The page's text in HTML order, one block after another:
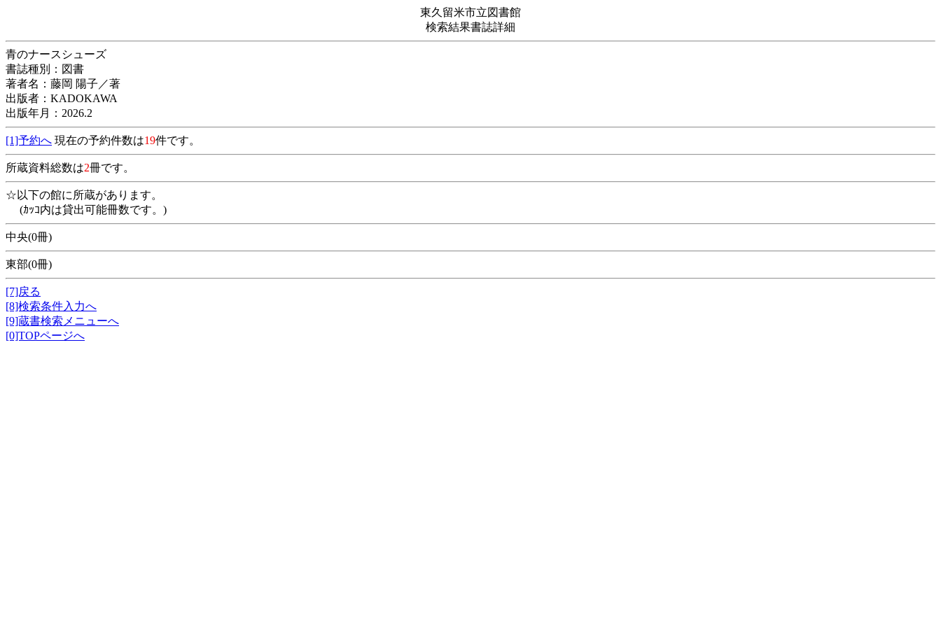
東久留米市立図書館
検索結果書誌詳細
青のナースシューズ
書誌種別：図書
著者名：藤岡 陽子／著
出版者：KADOKAWA
出版年月：2026.2
[1]予約へ 現在の予約件数は19件です。
所蔵資料総数は2冊です。
☆以下の館に所蔵があります。
(ｶｯｺ内は貸出可能冊数です。)
中央(0冊)
東部(0冊)
[7]戻る
[8]検索条件入力へ
[9]蔵書検索メニューへ
[0]TOPページへ